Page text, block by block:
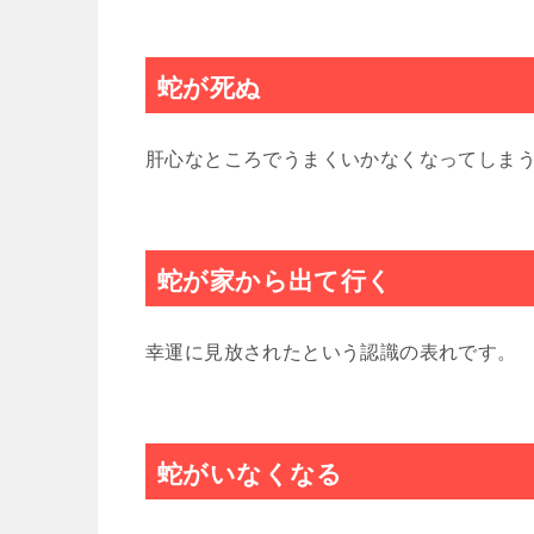
蛇が死ぬ
肝心なところでうまくいかなくなってしま
蛇が家から出て行く
幸運に見放されたという認識の表れです。
蛇がいなくなる